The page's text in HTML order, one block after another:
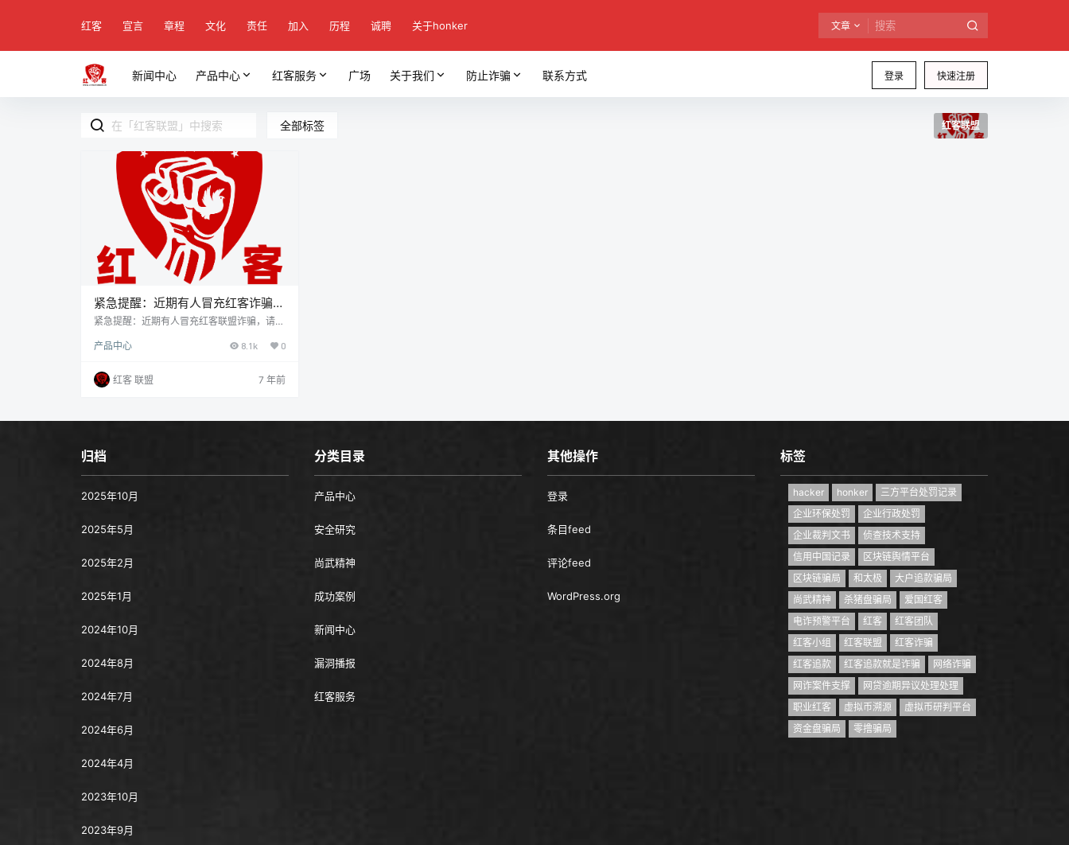
红客 宣言 章程 文化 责任 加入 历程 诚聘 关于honker 文章
登录 快速注册
新闻中心 产品中心 红客服务 广场 关于我们 防止诈骗 联系方式
全部标签 红客联盟
紧急提醒：近期有人冒充红客诈骗，
请各大网友注意防范！
紧急提醒：近期有人冒充红客联盟诈骗，请各
局和真相-冒充红客追款的公司、组织、团队
不法分子冒充红客技术人员微信头像（红客）
和网址，以在QQ群、QQ、微信、主动添加好
骗，请广大市民提高警惕谨防上当受骗！由此
产品中心 8.1k 0
红客 联盟 7 年前
归档
2025年10月
2025年5月
2025年2月
2025年1月
2024年10月
2024年8月
2024年7月
2024年6月
2024年4月
2023年10月
2023年9月
分类目录
产品中心
安全研究
尚武精神
成功案例
新闻中心
漏洞播报
红客服务
其他操作
登录
条目feed
评论feed
WordPress.org
标签
hacker honker
三方平台处罚记录
企业环保处罚
企业行政处罚
企业裁判文书
侦查技术支持
信用中国记录
区块链舆情平台
区块链骗局
和太极
大户追款骗局
尚武精神
杀猪盘骗局
爱国红客
电诈预警平台
红客
红客团队
红客小组
红客联盟
红客诈骗
红客追款
红客追款就是诈骗
网络诈骗
网诈案件支撑
网贷逾期异议处理处理
职业红客
虚拟币溯源
虚拟币研判平台
资金盘骗局
零撸骗局